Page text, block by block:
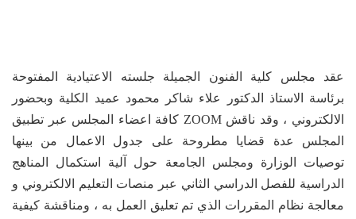
عقد مجلس كلية الفنون الجميلة جلسته الاعتيادية المفتوحة
برئاسة الاستاذ الدكتور علاء شاكر محمود عميد الكلية وبحضور
كافة اعضاء المجلس عبر تطبيق ZOOM الالكتروني ، وقد ناقش
المجلس عدة قضايا مطروحة على جدول الاعمال من بينها
توصيات الوزارة ومجلس الجامعة حول آلية استكمال المناهج
الدراسية للفصل الدراسي الثاني عبر منصات التعليم الالكتروني و
معالجة نظام المقررات الذي تم تعليق العمل به ، ومناقشة كيفية